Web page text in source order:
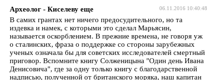
06.11.2016 10:40:48
Археолог - Киселеву еще
В самих грантах нет ничего предосудительного, но та
издевка и намек, с которыми это сделал Марьясин,
называется оскорблением. В прежние времена, не говоря уж
о сталинских, фраза о поддержке со стороны зарубежных
ученых означала бы для советских исследователей смертный
приговор. Вспомните книгу Солженицына "Один день Ивана
Денисовича", где за одну только книгу с благодарственной
надписью, полученной от британского моряка, наш капитан